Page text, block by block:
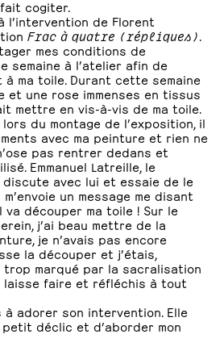
cogiter.
l’intervention de Florent
Frac à quatre (répliques)
mes conditions de
semaine à l’atelier afin de
ma toile. Durant cette semaine
et une rose immenses en tissus
mettre en vis-à-vis de ma toile.
du montage de l’exposition, il
avec ma peinture et rien ne
pas rentrer dedans et
Emmanuel Latreille, le
discute avec lui et essaie de le
un message me disant
découper ma toile ! Sur le
j’ai beau mettre de la
je n’avais pas encore
la découper et j’étais,
trop marqué par la sacralisation
laisse faire et réfléchis à tout
à adorer son intervention. Elle
petit déclic et d’aborder mon